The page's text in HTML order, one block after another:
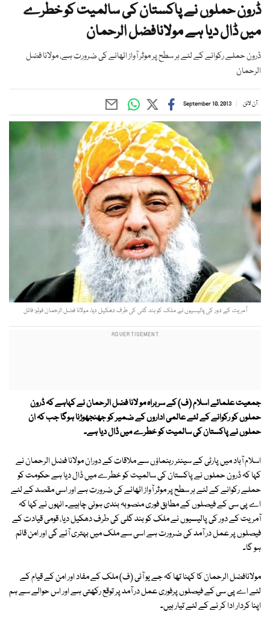
ڈرون حملوں نے پاكستان كی سالمیت كو خطرے
میں ڈال دیا ہے مولانافضل الرحمان
ڈرون حملے ركوانے كے لئے ہر سطح پر موثر آواز اٹھانے كی ضرورت ہے، مولانا فضل
الرحمان
آن لائن September 10, 2013
آمریت كے دور كی پالیسیوں نے ملك كو بند گلی كی طرف دھكیل دیا، مولانا فضل الرحمان فوٹو: فائل
جمعیت علمائے اسلام (ف) كے سربراہ مو لانا فضل الرحمان نے كہاہے كہ ڈرون
حملوں كو ركوانے كے لئے عالمی اداروں كے ضمیر كو جھنجھوڑنا ہوگا جب کہ ان
حملوں نے پاكستان كی سالمیت كو خطرے میں ڈال دیا ہے۔
اسلام آباد میں پارٹی كے سینئر رہنماؤں سے ملاقات کے دوران مولانا فضل الرحمان نے
کہا کہ ڈرون حملوں نے پاكستان كی سالمیت كو خطرے میں ڈال دیا ہے حكومت کو
حملے ركوانے كے لئے ہر سطح پر موثر آواز اٹھانے كی ضرورت ہے اور اسی مقصد كے لئے
اے پی سی كے فیصلوں كے مطابق فوری منصوبہ بندی ہونی چاہیے۔ انہوں نے کہا کہ
آمریت كے دور كی پالیسیوں نے ملک كو بند گلی كی طرف دھكیل دیا، قومی قیادت كے
فیصلوں پر عمل در آمد كی ضرورت ہے اسی سے ملک میں بہتری آئے گی اور امن قائم
ہو گا۔
مولانافضل الرحمان کا کہنا تھا کہ جے یو آئی (ف) ملک كے مفاد اور امن كے قیام كے
لئے اے پی سی كے فیصلوں پرفوری عمل در آمد پر توقع ركھتی ہے اور اس حوالے سے ہم
اپنا کردار ادا كر نے كے لئے تیار ہیں۔